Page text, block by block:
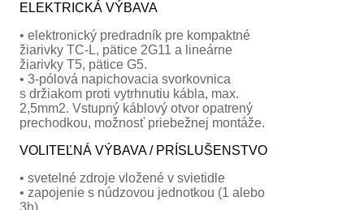
ELEKTRICKÁ VÝBAVA
• elektronický predradník pre kompaktné
žiarivky TC-L, pätice 2G11 a lineárne
žiarivky T5, pätice G5.
• 3-pólová napichovacia svorkovnica
s držiakom proti vytrhnutiu kábla, max.
2,5mm2. Vstupný káblový otvor opatrený
prechodkou, možnosť priebežnej montáže.
VOLITEĽNÁ VÝBAVA / PRÍSLUŠENSTVO
• svetelné zdroje vložené v svietidle
• zapojenie s núdzovou jednotkou (1 alebo